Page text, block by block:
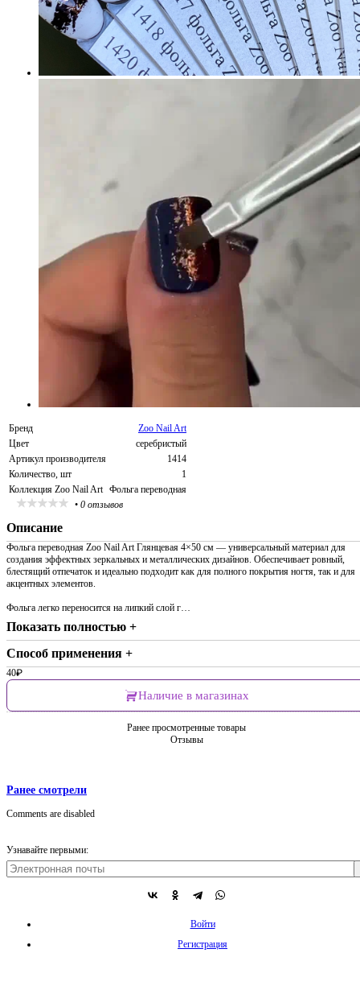
Бренд
Zoo Nail Art
Цвет
серебристый
Артикул производителя
1414
Количество, шт
1
Коллекция Zoo Nail Art Фольга переводная
• 0 отзывов
Описание
Фольга переводная Zoo Nail Art Глянцевая 4×50 см — универсальный материал для
создания эффектных зеркальных и металлических дизайнов. Обеспечивает ровный,
блестящий отпечаток и идеально подходит как для полного покрытия ногтя, так и для
акцентных элементов.
Фольга легко переносится на липкий слой г…
Показать полностью +
Способ применения +
40₽
Наличие в магазинах
Ранее просмотренные товары
Отзывы
Ранее смотрели
Comments are disabled
Узнавайте первыми:
Войти
Регистрация